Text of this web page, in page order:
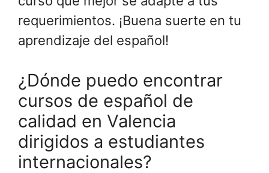
requerimientos. ¡Buena suerte en tu
aprendizaje del español!
¿Dónde puedo encontrar
cursos de español de
calidad en Valencia
dirigidos a estudiantes
internacionales?